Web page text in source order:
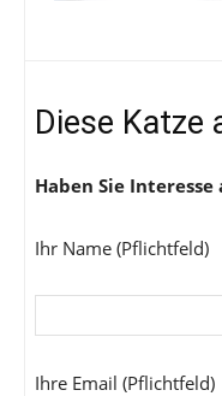
Diese Katze
Haben Sie Interesse
Ihr Name (Pflichtfeld)
Ihre Email (Pflichtfeld)